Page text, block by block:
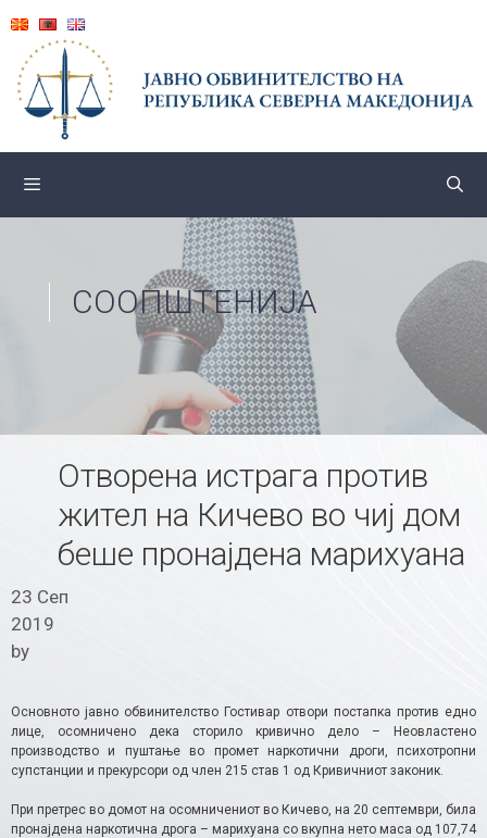
content
СООПШТЕНИЈА
Отворена истрага против
жител на Кичево во чиј дом
беше пронајдена марихуана
23 Сеп
2019
by
Основното јавно обвинителство Гостивар отвори постапка против едно
лице, осомничено дека сторило кривично дело – Неовластено
производство и пуштање во промет наркотични дроги, психотропни
супстанции и прекурсори од член 215 став 1 од Кривичниот законик.
При претрес во домот на осомничениот во Кичево, на 20 септември, била
пронајдена наркотична дрога – марихуана со вкупна нето маса од 107,74